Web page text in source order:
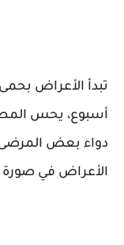
تبدأ الأعراض
أسبوع، يحس
دواء بعض
الأعراض في